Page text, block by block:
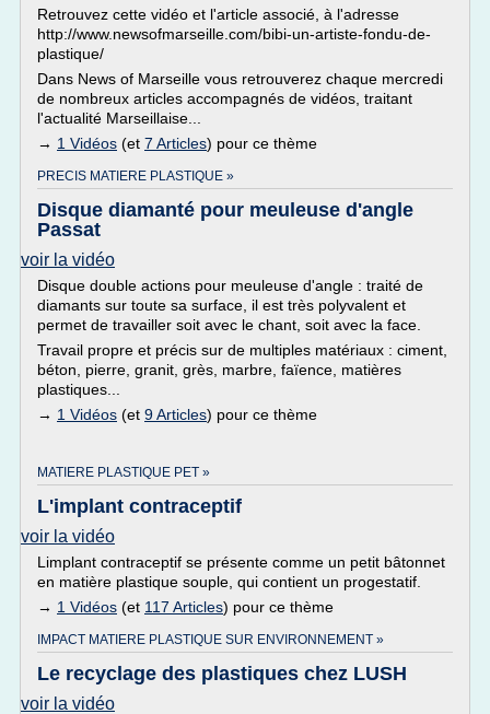
Retrouvez cette vidéo et l'article associé, à l'adresse
http://www.newsofmarseille.com/bibi-un-artiste-fondu-de-
plastique/
Dans News of Marseille vous retrouverez chaque mercredi
de nombreux articles accompagnés de vidéos, traitant
l'actualité Marseillaise...
→ 1 Vidéos (et 7 Articles) pour ce thème
PRECIS MATIERE PLASTIQUE »
Disque diamanté pour meuleuse d'angle
Passat
voir la vidéo
Disque double actions pour meuleuse d'angle : traité de
diamants sur toute sa surface, il est très polyvalent et
permet de travailler soit avec le chant, soit avec la face.
Travail propre et précis sur de multiples matériaux : ciment,
béton, pierre, granit, grès, marbre, faïence, matières
plastiques...
→ 1 Vidéos (et 9 Articles) pour ce thème
MATIERE PLASTIQUE PET »
L'implant contraceptif
voir la vidéo
Limplant contraceptif se présente comme un petit bâtonnet
en matière plastique souple, qui contient un progestatif.
→ 1 Vidéos (et 117 Articles) pour ce thème
IMPACT MATIERE PLASTIQUE SUR ENVIRONNEMENT »
Le recyclage des plastiques chez LUSH
voir la vidéo